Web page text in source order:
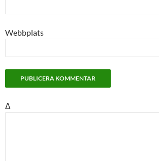
Webbplats
Δ